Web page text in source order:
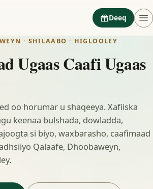
Deeq
· SHILAABO · HIGLOOLEY
Ugaas Caafi Ugaas
oo horumar u shaqeeya. Xafiiska
keenaa bulshada, dowladda,
si biyo, waxbarasho, caafimaad
Qalaafe, Dhoobaweyn,